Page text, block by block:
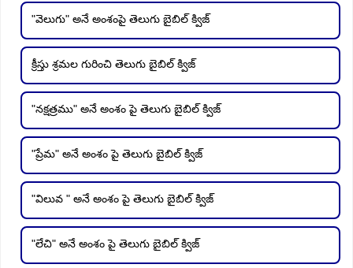
"వెలుగు" అనే అంశంపై తెలుగు బైబిల్ క్విజ్
క్రీస్తు శ్రమల గురించి తెలుగు బైబిల్ క్విజ్
"నక్షత్రము" అనే అంశం పై తెలుగు బైబిల్ క్విజ్
"ప్రేమ" అనే అంశం పై తెలుగు బైబిల్ క్విజ్
"విలువ " అనే అంశం పై తెలుగు బైబిల్ క్విజ్
"లేచి" అనే అంశం పై తెలుగు బైబిల్ క్విజ్